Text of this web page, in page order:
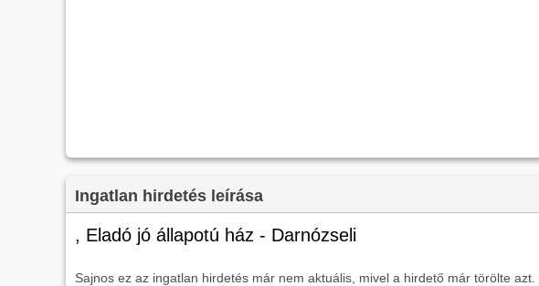
Ingatlan hirdetés leírása
, Eladó jó állapotú ház - Darnózseli
Sajnos ez az ingatlan hirdetés már nem aktuális, mivel a hirdető már törölte azt.